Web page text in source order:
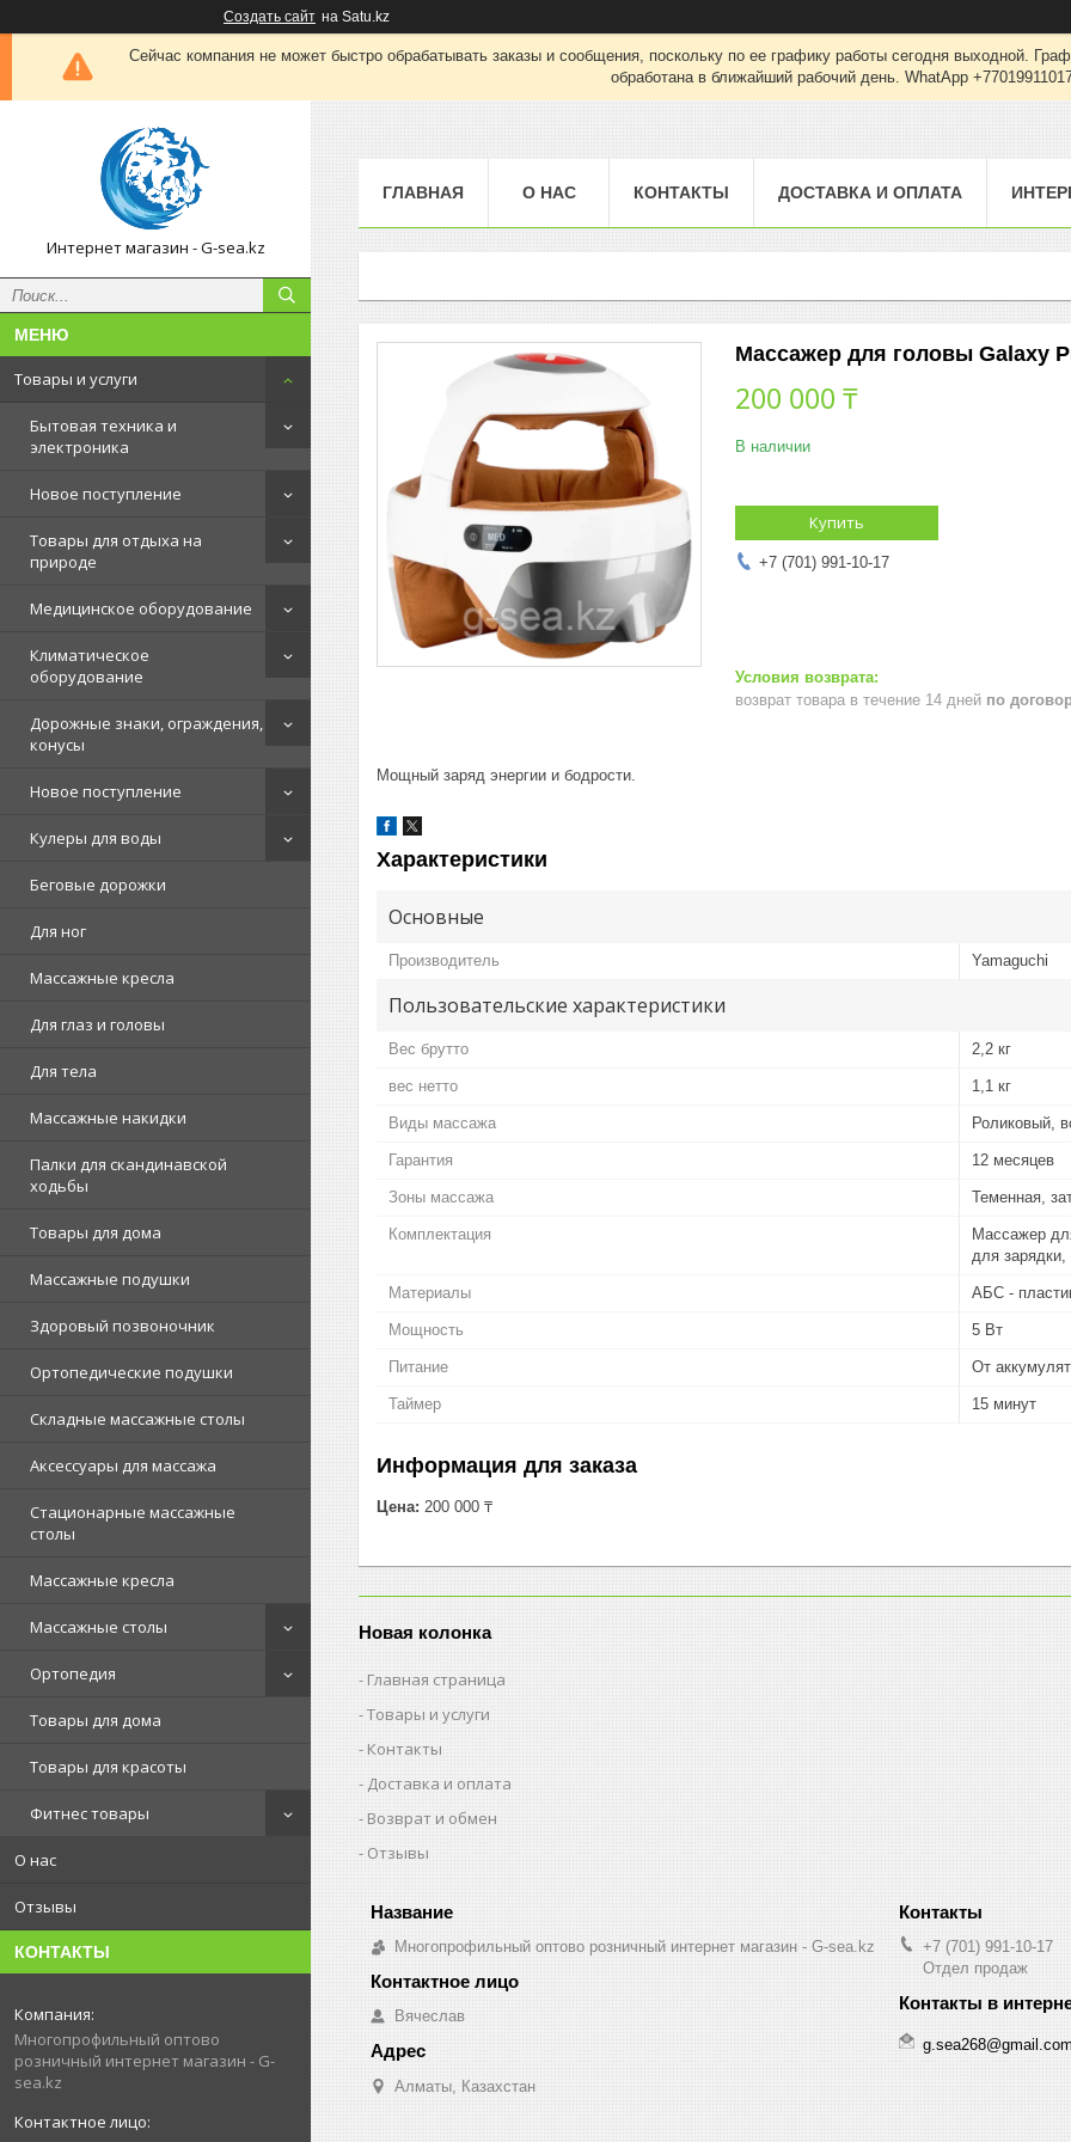
Создать сайт на Satu.kz
Сейчас компания не может быстро обрабатывать заказы и сообщения, поскольку по ее графику работы сегодня выходной.
обработана в ближайший рабочий день. WhatApp
Интернет магазин - G-sea.kz
Товары и услуги
Бытовая техника и
электроника
Новое поступление
Товары для отдыха на
природе
Медицинское оборудование
Климатическое
оборудование
Дорожные знаки, ограждения,
конусы
Новое поступление
Кулеры для воды
Беговые дорожки
Для ног
Массажные кресла
Для глаз и головы
Для тела
Массажные накидки
Палки для скандинавской
ходьбы
Товары для дома
Массажные подушки
Здоровый позвоночник
Ортопедические подушки
Складные массажные столы
Аксессуары для массажа
Стационарные массажные
столы
Массажные кресла
Массажные столы
Ортопедия
Товары для дома
Товары для красоты
Фитнес товары
О нас
Отзывы
КОНТАКТЫ
Многопрофильный оптово
розничный интернет магазин - G-
sea.kz
ГЛАВНАЯ О НАС КОНТАКТЫ ДОСТАВКА И ОПЛАТА
Массажер для головы Galaxy
200 000 ₸
В наличии
Купить
+7 (701) 991-10-17
возврат товара в течение 14 дней по
Мощный заряд энергии и бодрости.
Характеристики
Основные
Производитель Yamaguchi
Пользовательские характеристики
Вес брутто 2,2 кг
вес нетто 1,1 кг
Виды массажа Роликовый,
Гарантия 12 месяцев
Зоны массажа Теменная,
Комплектация
Массажер
для
Материалы АБС -
Мощность 5 Вт
Питание От
Таймер 15 минут
Информация для заказа
Цена: 200 000 ₸
Новая колонка
Главная страница
Товары и услуги
Контакты
Доставка и оплата
Возврат и обмен
Отзывы
Многопрофильный оптово розничный интернет магазин - G-sea.kz
Вячеслав
Алматы, Казахстан
+7 (701) 991-10-17
Отдел продаж
g.sea268@gmail.com